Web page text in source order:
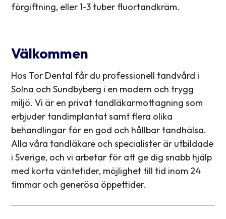
förgiftning, eller 1-3 tuber fluortandkräm.
Välkommen
Hos Tor Dental får du professionell tandvård i
Solna och Sundbyberg i en modern och trygg
miljö. Vi är en privat tandläkarmottagning som
erbjuder tandimplantat samt flera olika
behandlingar för en god och hållbar tandhälsa.
Alla våra tandläkare och specialister är utbildade
i Sverige, och vi arbetar för att ge dig snabb hjälp
med korta väntetider, möjlighet till tid inom 24
timmar och generösa öppettider.